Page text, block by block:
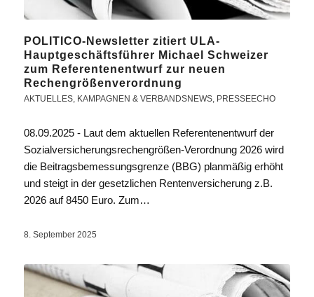
POLITICO-Newsletter zitiert ULA-
Hauptgeschäftsführer Michael Schweizer
zum Referentenentwurf zur neuen
Rechengrößenverordnung
AKTUELLES, KAMPAGNEN & VERBANDSNEWS, PRESSEECHO
08.09.2025 - Laut dem aktuellen Referentenentwurf der
Sozialversicherungsrechengrößen-Verordnung 2026 wird
die Beitragsbemessungsgrenze (BBG) planmäßig erhöht
und steigt in der gesetzlichen Rentenversicherung z.B.
2026 auf 8450 Euro. Zum…
8. September 2025